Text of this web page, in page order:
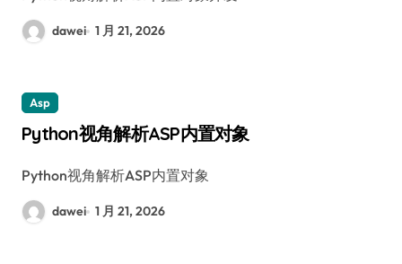
dawei 1 月 21, 2026
Asp
Python视角解析ASP内置对象
Python视角解析ASP内置对象
dawei 1 月 21, 2026